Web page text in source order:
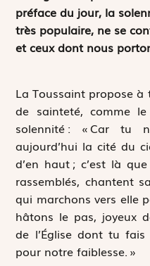
préface du jour, la
très populaire, ne se
et ceux dont nous
La Toussaint propose
de sainteté, comme
solennité : « Car tu
aujourd’hui la cité du
d’en haut ; c’est là
rassemblés, chantent
qui marchons vers elle
hâtons le pas, joyeux
de l’Église dont tu
pour notre faiblesse. »